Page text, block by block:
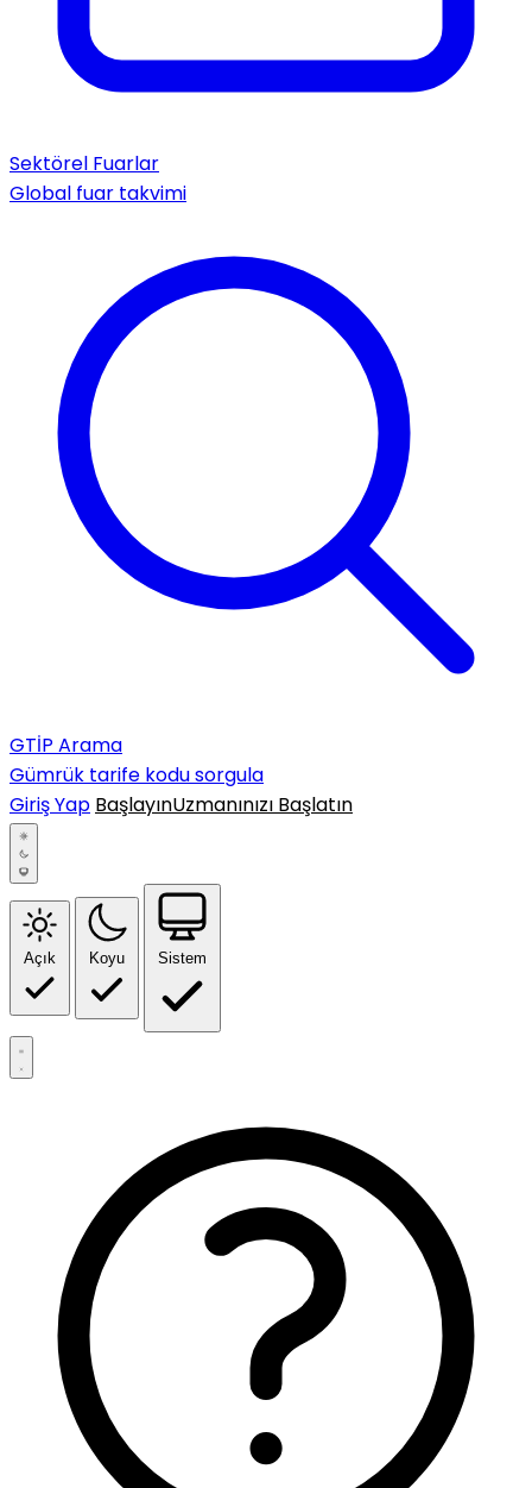
Sektörel Fuarlar
Global fuar takvimi
GTİP Arama
Gümrük tarife kodu sorgula
Giriş Yap BaşlayınUzmanınızı Başlatın
Açık Koyu Sistem